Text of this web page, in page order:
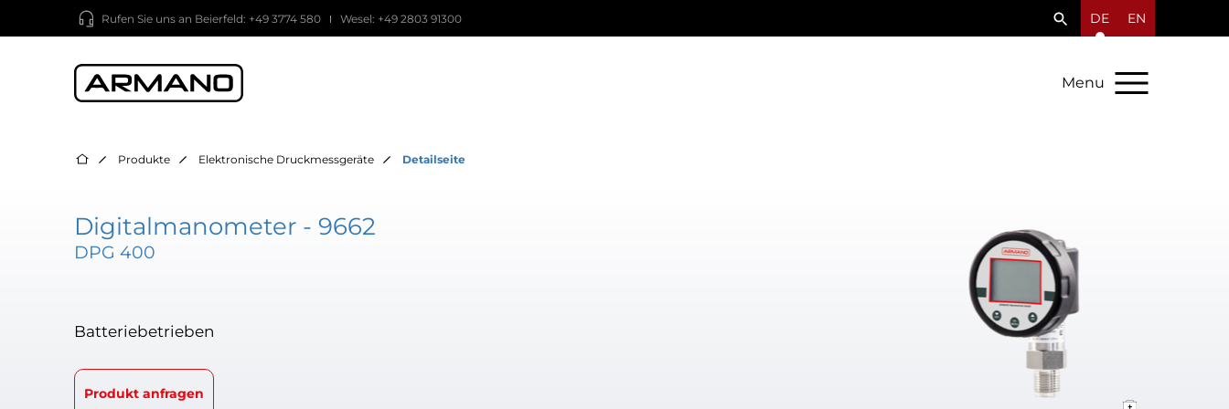
Rufen Sie uns an Beierfeld: +49 3774 580 Wesel: +49 2803 91300 DE EN
Menu
Produkte Elektronische Druckmessgeräte Detailseite
Digitalmanometer - 9662
DPG 400
Batteriebetrieben
Produkt anfragen